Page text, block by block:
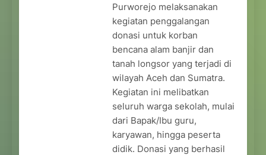
Purworejo melaksanakan
kegiatan penggalangan
donasi untuk korban
bencana alam banjir dan
tanah longsor yang terjadi di
wilayah Aceh dan Sumatra.
Kegiatan ini melibatkan
seluruh warga sekolah, mulai
dari Bapak/Ibu guru,
karyawan, hingga peserta
didik. Donasi yang berhasil